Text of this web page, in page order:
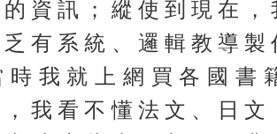
資訊；縱使到現在
有系統、邏輯教導
時我就上網買各國書
我看不懂法文、日